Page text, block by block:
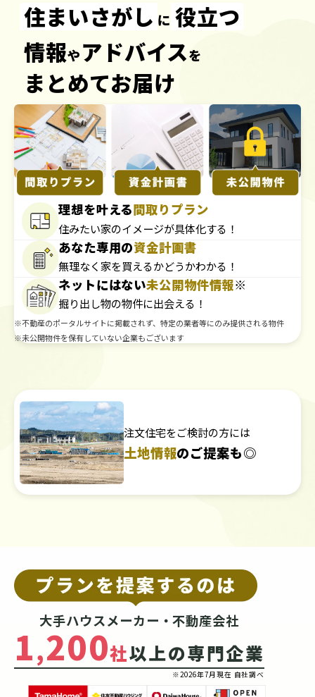
住まいさがし に 役立つ
情報やアドバイスを
まとめてお届け
理想を叶える間取りプラン
住みたい家のイメージが具体化する！
あなた専用の資金計画書
無理なく家を買えるかどうかわかる！
ネットにはない未公開物件情報※
掘り出し物の物件に出会える！
※不動産のポータルサイトに掲載されず、特定の業者等にのみ提供される物件
※未公開物件を保有していない企業もございます
注文住宅をご検討の方には
土地情報のご提案も◎
大手ハウスメーカー・不動産会社
1,200社以上の専門企業
※2026年7月現在 自社調べ